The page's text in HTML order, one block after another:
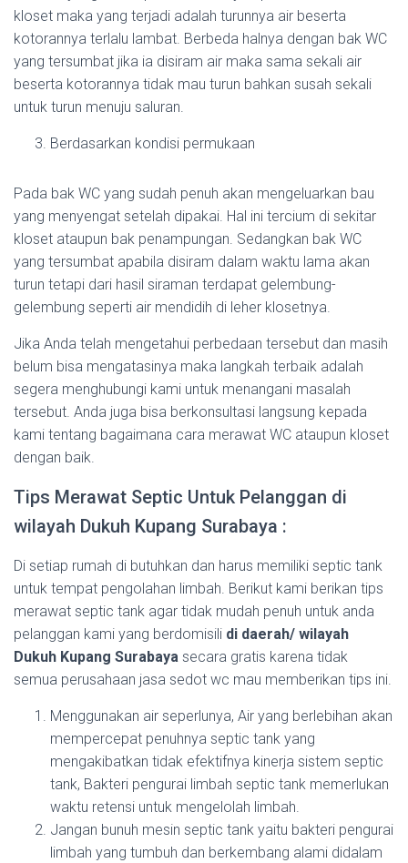
kloset maka yang terjadi adalah turunnya air beserta
kotorannya terlalu lambat. Berbeda halnya dengan bak WC
yang tersumbat jika ia disiram air maka sama sekali air
beserta kotorannya tidak mau turun bahkan susah sekali
untuk turun menuju saluran.
Berdasarkan kondisi permukaan
Pada bak WC yang sudah penuh akan mengeluarkan bau
yang menyengat setelah dipakai. Hal ini tercium di sekitar
kloset ataupun bak penampungan. Sedangkan bak WC
yang tersumbat apabila disiram dalam waktu lama akan
turun tetapi dari hasil siraman terdapat gelembung-
gelembung seperti air mendidih di leher klosetnya.
Jika Anda telah mengetahui perbedaan tersebut dan masih
belum bisa mengatasinya maka langkah terbaik adalah
segera menghubungi kami untuk menangani masalah
tersebut. Anda juga bisa berkonsultasi langsung kepada
kami tentang bagaimana cara merawat WC ataupun kloset
dengan baik.
Tips Merawat Septic Untuk Pelanggan di
wilayah Dukuh Kupang Surabaya :
Di setiap rumah di butuhkan dan harus memiliki septic tank
untuk tempat pengolahan limbah. Berikut kami berikan tips
merawat septic tank agar tidak mudah penuh untuk anda
pelanggan kami yang berdomisili di daerah/ wilayah
Dukuh Kupang Surabaya secara gratis karena tidak
semua perusahaan jasa sedot wc mau memberikan tips ini.
Menggunakan air seperlunya, Air yang berlebihan akan
mempercepat penuhnya septic tank yang
mengakibatkan tidak efektifnya kinerja sistem septic
tank, Bakteri pengurai limbah septic tank memerlukan
waktu retensi untuk mengelolah limbah.
Jangan bunuh mesin septic tank yaitu bakteri pengurai
limbah yang tumbuh dan berkembang alami didalam